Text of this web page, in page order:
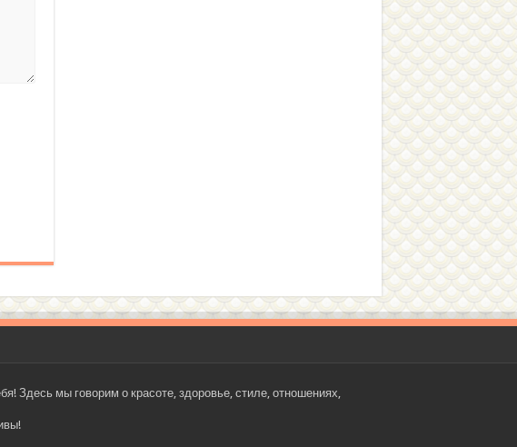
мы говорим о красоте, здоровье, стиле, отношениях,